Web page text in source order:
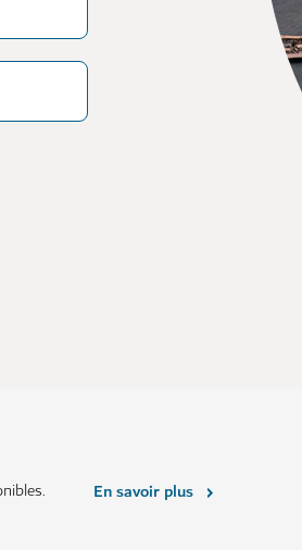
En savoir plus